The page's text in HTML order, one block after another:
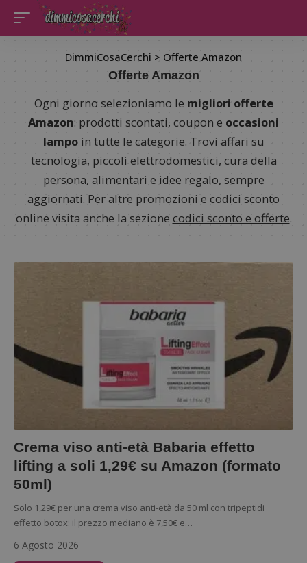
DimmiCosaCerchi > Offerte Amazon
Offerte Amazon
Ogni giorno selezioniamo le migliori offerte
Amazon: prodotti scontati, coupon e occasioni
lampoin tutte le categorie. Trovi affari su
tecnologia, piccoli elettrodomestici, cura della
persona, alimentari e idee regalo, sempre
aggiornati. Per altre promozioni e codici sconto
online visita anche la sezione codici sconto e offerte.
Crema viso anti-età Babaria effetto
lifting a soli 1,29€ su Amazon (formato
50ml)
Solo 1,29€ per una crema viso anti-età da 50 ml con tripeptidi
effetto botox: il prezzo mediano è 7,50€ e…
6 Agosto 2026